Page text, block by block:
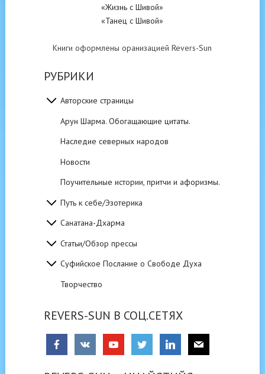
«Жизнь с Шивой»
«Танец с Шивой»
Книги оформлены оранизацией Revers-Sun
РУБРИКИ
Авторские страницы
Арун Шарма. Обогащающие цитаты.
Наследие северных народов
Новости
Поучительные истории, притчи и афоризмы.
Путь к себе/Эзотерика
Санатана-Дхарма
Статьи/Обзор прессы
Суфийское Послание о Свободе Духа
Творчество
REVERS-SUN В СОЦ.СЕТЯХ